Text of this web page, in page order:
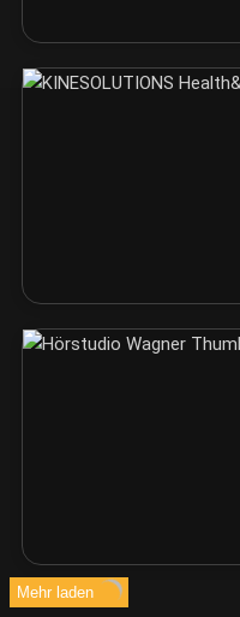
Mehr laden